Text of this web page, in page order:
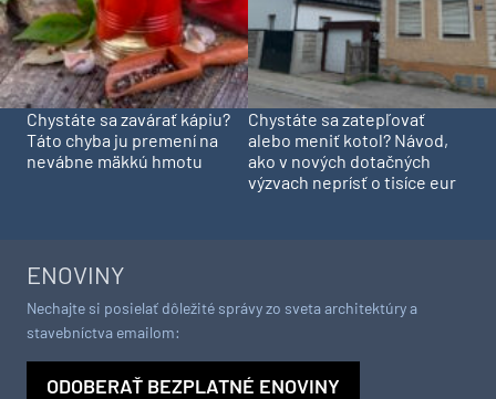
Chystáte sa zavárať kápiu?
Táto chyba ju premení na
nevábne mäkkú hmotu
Chystáte sa zatepľovať
alebo meniť kotol? Návod,
ako v nových dotačných
výzvach neprísť o tisíce eur
ENOVINY
Nechajte si posielať dôležité správy zo sveta architektúry a
stavebníctva emailom:
ODOBERAŤ BEZPLATNÉ ENOVINY